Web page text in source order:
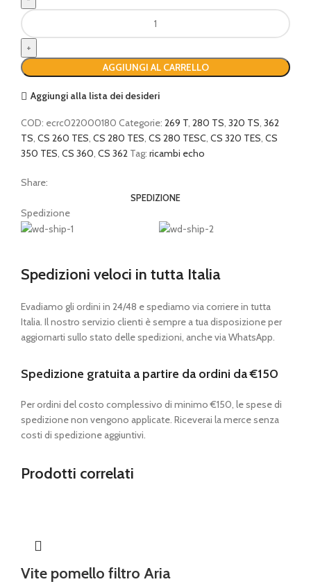
Pompa
olio
girante
o
vite
fine
quantità
AGGIUNGI AL CARRELLO
Aggiungi alla lista dei desideri
COD: ecrc022000180 Categorie: 269 T 280 TS 320 TS 362
TS CS 260 TES CS 280 TES CS 280 TESC CS 320 TES CS
350 TES CS 360 CS 362 Tag: ricambi echo
Share:
SPEDIZIONE
Spedizione
Spedizioni veloci in tutta Italia
Evadiamo gli ordini in 24/48 e spediamo via corriere in tutta
Italia. Il nostro servizio clienti è sempre a tua disposizione per
aggiornarti sullo stato delle spedizioni, anche via WhatsApp.
Spedizione gratuita a partire da ordini da €150
Per ordini del costo complessivo di minimo €150, le spese di
spedizione non vengono applicate. Riceverai la merce senza
costi di spedizione aggiuntivi.
Prodotti correlati
Vite pomello filtro Aria